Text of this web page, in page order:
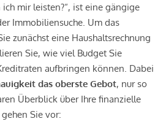
ich mir leisten?“, ist eine gängige
Immobiliensuche. Um das
zunächst eine Haushaltsrechnung
Sie, wie viel Budget Sie
aufbringen können. Dabei
das oberste Gebot, nur so
Überblick über Ihre finanzielle
Sie vor: